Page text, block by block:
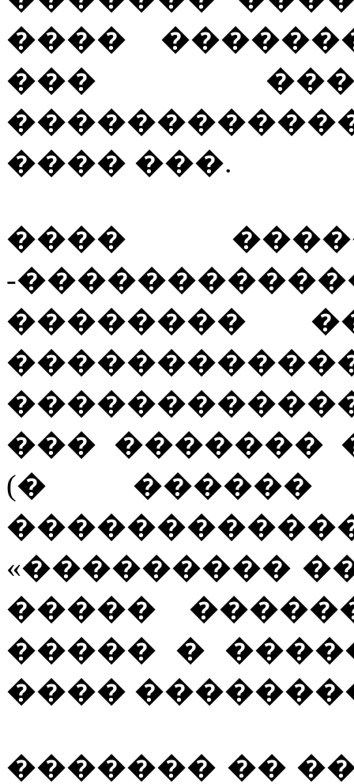
����
���
���� ���.
����
-
��������
��� �������
(� ������
«���������
�����
����� �
����
������� ��